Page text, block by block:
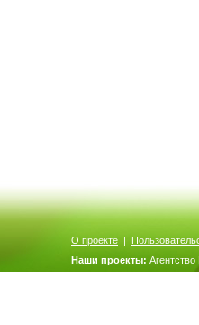
О проекте |
Наши проекты: